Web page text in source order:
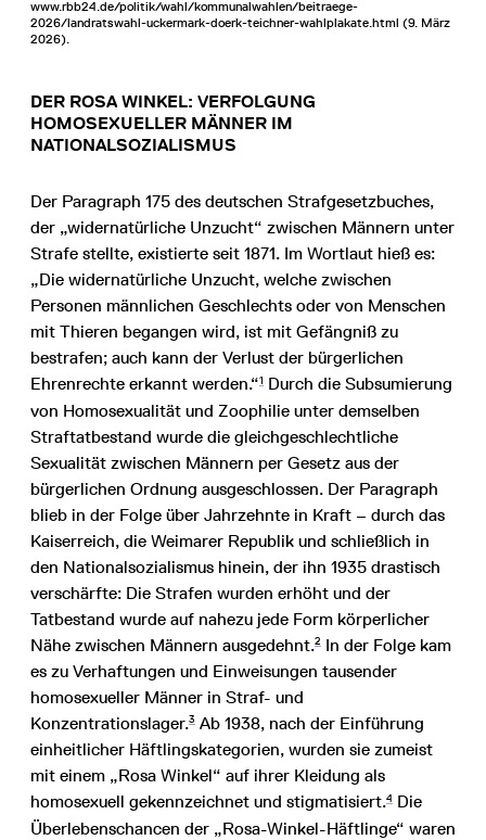
www.rbb24.de/politik/wahl/kommunalwahlen/beitraege-
2026/landratswahl-uckermark-doerk-teichner-wahlplakate.html (9. März
2026).
DER ROSA WINKEL: VERFOLGUNG
HOMOSEXUELLER MÄNNER IM
NATIONALSOZIALISMUS
Der Paragraph 175 des deutschen Strafgesetzbuches,
der „widernatürliche Unzucht“ zwischen Männern unter
Strafe stellte, existierte seit 1871. Im Wortlaut hieß es:
„Die widernatürliche Unzucht, welche zwischen
Personen männlichen Geschlechts oder von Menschen
mit Thieren begangen wird, ist mit Gefängniß zu
bestrafen; auch kann der Verlust der bürgerlichen
Ehrenrechte erkannt werden.“1 Durch die Subsumierung
von Homosexualität und Zoophilie unter demselben
Straftatbestand wurde die gleichgeschlechtliche
Sexualität zwischen Männern per Gesetz aus der
bürgerlichen Ordnung ausgeschlossen. Der Paragraph
blieb in der Folge über Jahrzehnte in Kraft – durch das
Kaiserreich, die Weimarer Republik und schließlich in
den Nationalsozialismus hinein, der ihn 1935 drastisch
verschärfte: Die Strafen wurden erhöht und der
Tatbestand wurde auf nahezu jede Form körperlicher
Nähe zwischen Männern ausgedehnt.2 In der Folge kam
es zu Verhaftungen und Einweisungen tausender
homosexueller Männer in Straf- und
Konzentrationslager.3 Ab 1938, nach der Einführung
einheitlicher Häftlingskategorien, wurden sie zumeist
mit einem „Rosa Winkel“ auf ihrer Kleidung als
homosexuell gekennzeichnet und stigmatisiert.4 Die
Überlebenschancen der „Rosa-Winkel-Häftlinge“ waren